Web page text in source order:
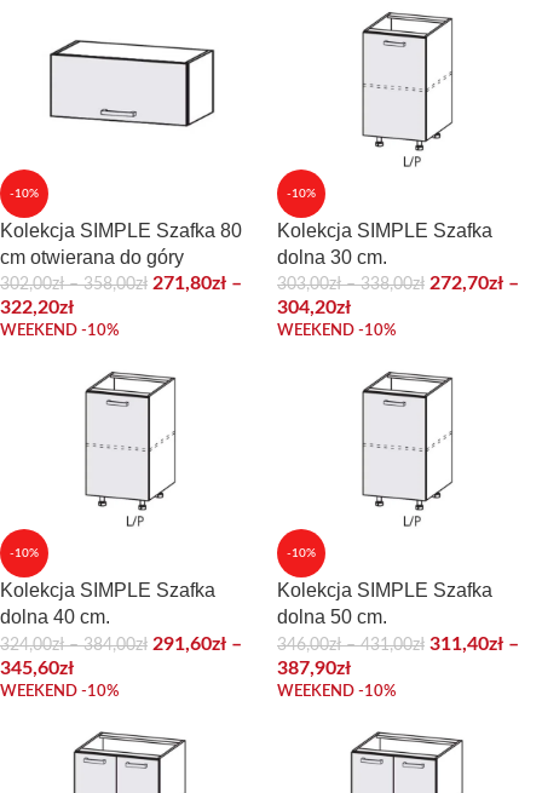
-10%
Kolekcja SIMPLE Szafka 80
cm otwierana do góry
302,00zł – 358,00zł 271,80zł –
322,20zł
WEEKEND -10%
-10%
Kolekcja SIMPLE Szafka
dolna 30 cm.
303,00zł – 338,00zł 272,70zł –
304,20zł
WEEKEND -10%
-10%
Kolekcja SIMPLE Szafka
dolna 40 cm.
324,00zł – 384,00zł 291,60zł –
345,60zł
WEEKEND -10%
-10%
Kolekcja SIMPLE Szafka
dolna 50 cm.
346,00zł – 431,00zł 311,40zł –
387,90zł
WEEKEND -10%